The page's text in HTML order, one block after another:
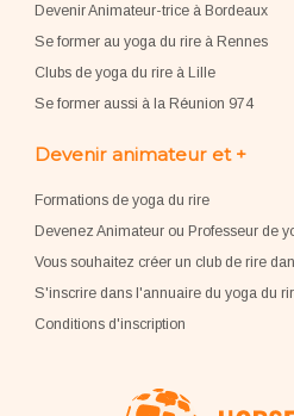
Devenir Animateur-trice à Bordeaux
Se former au yoga du rire à Rennes
Clubs de yoga du rire à Lille
Se former aussi à la Réunion 974
Devenir animateur et +
Formations de yoga du rire
Devenez Animateur ou Professeur de
Vous souhaitez créer un club de rire
S'inscrire dans l'annuaire du yoga du
Conditions d'inscription